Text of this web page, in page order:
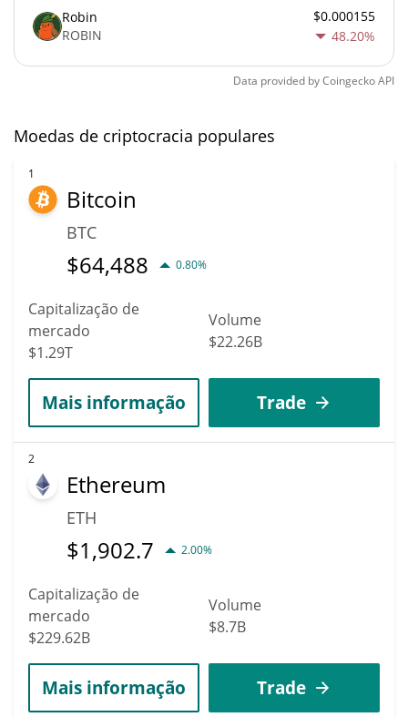
Robin
ROBIN
$0.000155
48.20%
Data provided byCoingeckoAPI
Moedas de criptocracia populares
1
Bitcoin
BTC
$64,488 0.80%
Capitalização de
mercado
$1.29T
Volume
$22.26B
Mais informação Trade
2
Ethereum
ETH
$1,902.7 2.00%
Capitalização de
mercado
$229.62B
Volume
$8.7B
Mais informação Trade